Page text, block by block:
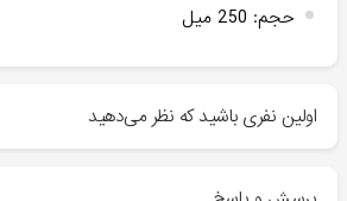
حجم: 250 میل
اولین نفری باشید که نظر می‌دهید